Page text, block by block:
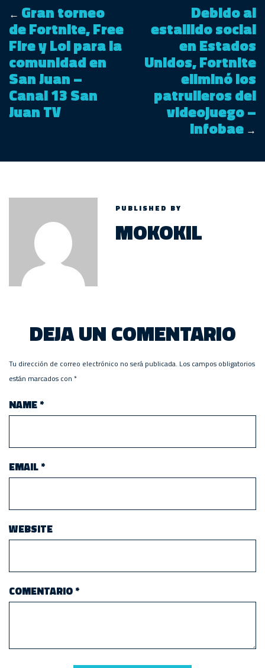
← Gran torneo
de Fortnite, Free
Fire y Lol para la
comunidad en
San Juan –
Canal 13 San
Juan TV
Debido al
estallido social
en Estados
Unidos, Fortnite
eliminó los
patrulleros del
videojuego –
infobae →
PUBLISHED BY
MOKOKIL
DEJA UN COMENTARIO
Tu dirección de correo electrónico no será publicada. Los campos obligatorios
están marcados con *
NAME*
EMAIL*
WEBSITE
COMENTARIO*